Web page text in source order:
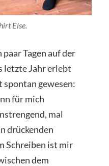
Else.
Tagen auf der
letzte Jahr erlebt
gewesen:
für mich
mal
drückenden
Schreiben ist mir
dem